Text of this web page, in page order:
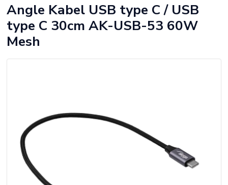
Angle Kabel USB type C / USB
type C 30cm AK-USB-53 60W
Mesh